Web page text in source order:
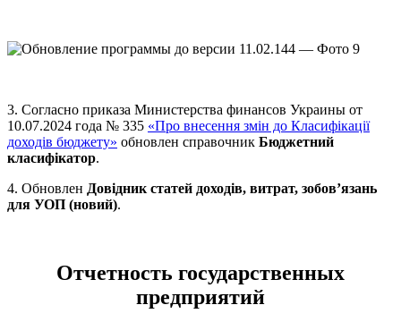
3. Согласно приказа Министерства финансов Украины от
10.07.2024 года № 335 «Про внесення змін до Класифікації
доходів бюджету» обновлен справочник Бюджетний
класифікатор.
4. Обновлен Довідник статей доходів, витрат, зобов’язань
для УОП (новий).
Отчетность государственных
предприятий